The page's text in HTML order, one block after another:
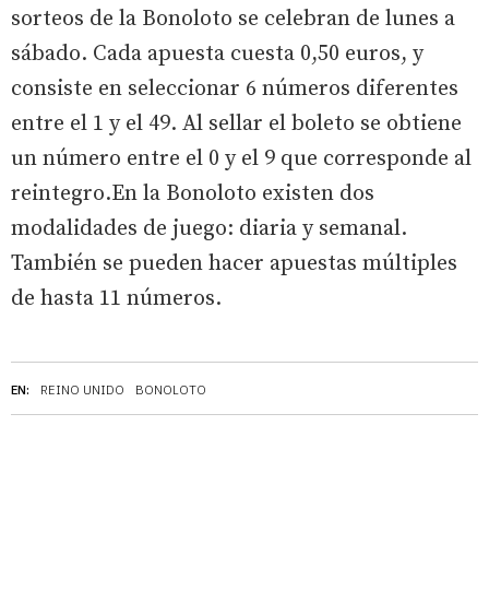
EN: REINO UNIDO BONOLOTO
sorteos de la Bonoloto se celebran de lunes a
sábado. Cada apuesta cuesta 0,50 euros, y
consiste en seleccionar 6 números diferentes
entre el 1 y el 49. Al sellar el boleto se obtiene
un número entre el 0 y el 9 que corresponde al
reintegro.En la Bonoloto existen dos
modalidades de juego: diaria y semanal.
También se pueden hacer apuestas múltiples
de hasta 11 números.